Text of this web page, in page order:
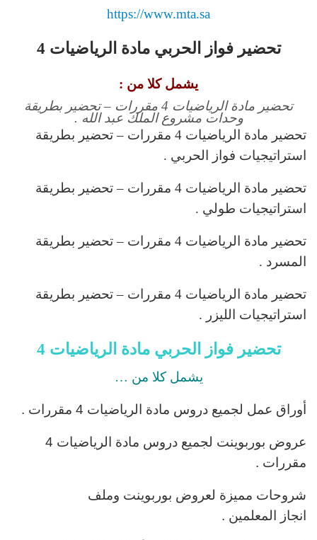
https://www.mta.sa
تحضير فواز الحربي مادة الرياضيات 4
يشمل كلا من :
تحضير مادة الرياضيات 4 مقررات – تحضير بطريقة
وحدات مشروع الملك عبد الله .
تحضير مادة الرياضيات 4 مقررات – تحضير بطريقة
استراتيجيات فواز الحربي .
تحضير مادة الرياضيات 4 مقررات – تحضير بطريقة
استراتيجيات طولي .
تحضير مادة الرياضيات 4 مقررات – تحضير بطريقة
المسرد .
تحضير مادة الرياضيات 4 مقررات – تحضير بطريقة
استراتيجيات الليزر .
تحضير فواز الحربي مادة الرياضيات 4
يشمل كلا من …
أوراق عمل لجميع دروس مادة الرياضيات 4 مقررات .
عروض بوربوينت لجميع دروس
مادة الرياضيات 4
مقررات .
شروحات مميزة لعروض بوربوينت وملف
انجاز المعلمين .